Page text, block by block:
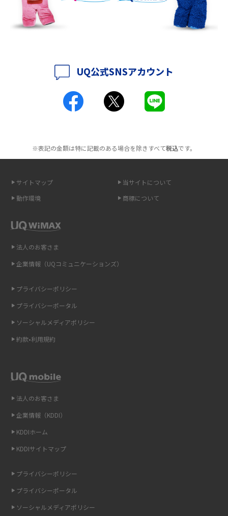
持ち運びできるポケット型Wi-Fiのおススメの選び方は？メリット・デメリ
ットも紹介
ポケット型Wi-Fiとは？通信の仕組みやメリット・デメリットを解説
工事不要！置くだけWi-Fiの特徴は？メリット・デメリットや選び方を解説
無制限で利用できるポケット型Wi-Fiは？選び方や通信費を抑える方法も紹
ポケット型Wi-Fi（モバイルWi-Fi）とは？おススメする方の特徴や選び方を
即日受け取りできるポケット型Wi-Fiはある？すぐに使うための方法や注意
ONU（光回線終端装置）とは？モデム・ルーター・ホームゲートウェイと
ギガバイト（GB）とは？1GBの目安やギガが足りない時の対処法を紹介
Wi-Fi 6とは？Wi-Fi 5との違いやメリットと注意点、規格の種類も解説
Wi-Fiを自宅に設置する方法は？必要なことやポイントも紹介
光ファイバーとは？仕組みやメリット・デメリットを初心者向けにわかり
やすく解説
を解説
6Gとはどんな通信技術？Beyond 5Gや実用化の課題などを解説
方法を解説
UQ公式SNSアカウント
※表記の金額は特に記載のある場合を除きすべて税込です。
サイトマップ
当サイトについて
動作環境
商標について
法人のお客さま
企業情報（KDDI）
KDDIホーム
KDDIサイトマップ
プライバシーポリシー
プライバシーポータル
ソーシャルメディアポリシー
法人のお客さま
企業情報（UQコミュニケーションズ）
プライバシーポリシー
プライバシーポータル
ソーシャルメディアポリシー
約款•利用規約